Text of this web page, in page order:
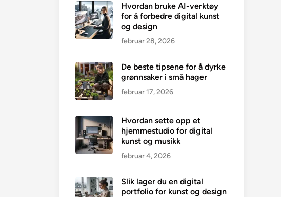
Hvordan bruke AI-verktøy
for å forbedre digital kunst
og design
februar 28, 2026
De beste tipsene for å dyrke
grønnsaker i små hager
februar 17, 2026
Hvordan sette opp et
hjemmestudio for digital
kunst og musikk
februar 4, 2026
Slik lager du en digital
portfolio for kunst og design